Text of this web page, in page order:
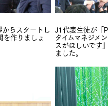
らスタートし
作りましょ
J1代表生徒が「
タイムマネジメ
スがほしいです
ました。